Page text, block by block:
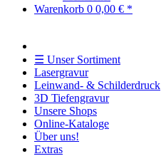
Warenkorb 0 0,00 € *
☰ Unser Sortiment
Lasergravur
Leinwand- & Schilderdruck
3D Tiefengravur
Unsere Shops
Online-Kataloge
Über uns!
Extras